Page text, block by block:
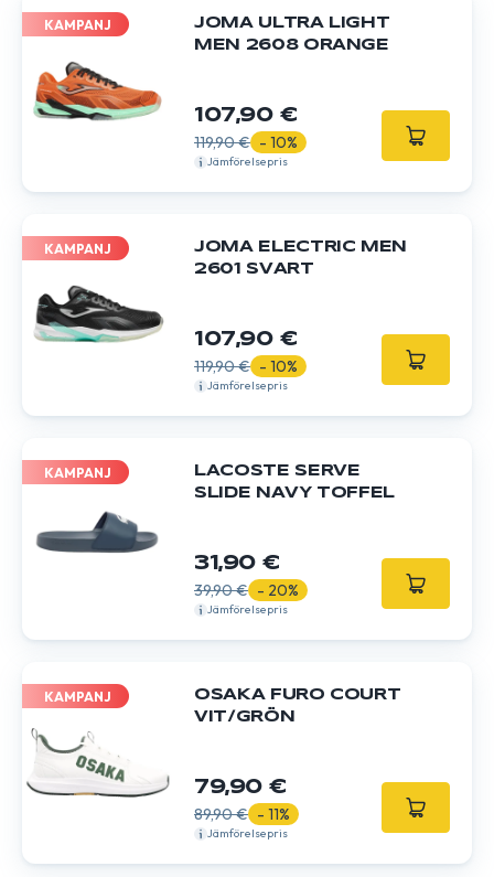
KAMPANJ
JOMA ULTRA LIGHT
MEN 2608 ORANGE
107,90 €
119,90 € - 10%
Jämförelsepris
KAMPANJ
JOMA ELECTRIC MEN
2601 SVART
107,90 €
119,90 € - 10%
Jämförelsepris
KAMPANJ
LACOSTE SERVE
SLIDE NAVY TOFFEL
31,90 €
39,90 € - 20%
Jämförelsepris
KAMPANJ
OSAKA FURO COURT
VIT/GRÖN
79,90 €
89,90 € - 11%
Jämförelsepris